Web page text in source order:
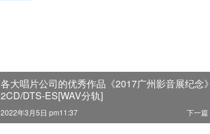
各大唱片公司的优秀作品《2017广州影音展纪念》
2CD/DTS-ES[WAV分轨]
下一篇
2022年3月5日 pm11:37